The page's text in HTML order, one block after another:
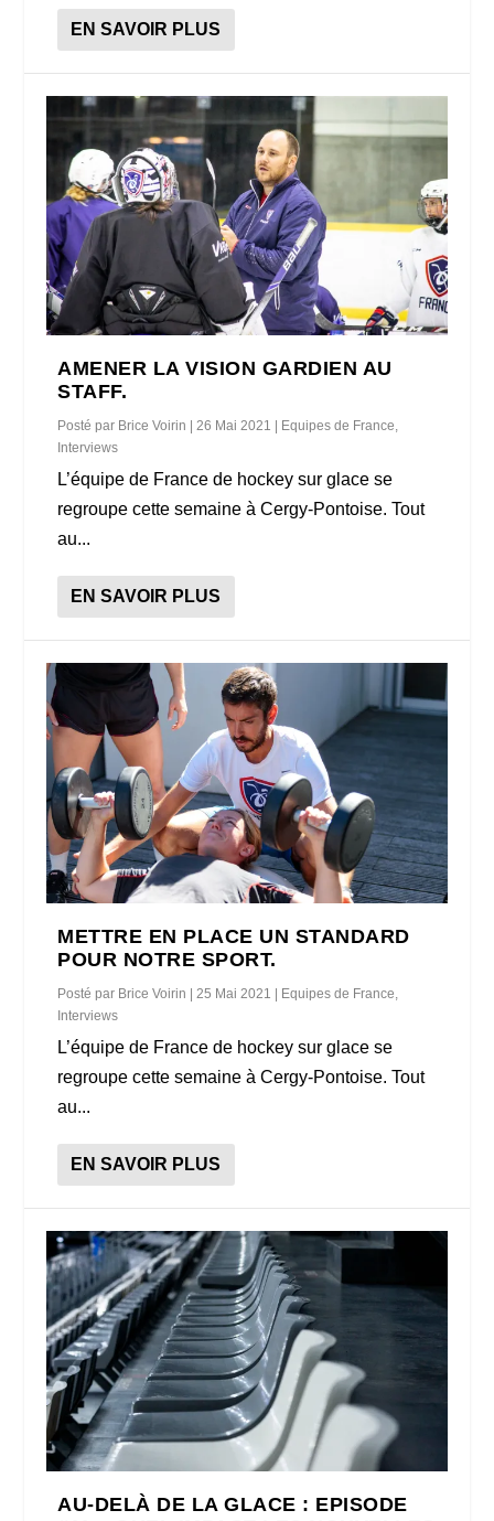
EN SAVOIR PLUS
AMENER LA VISION GARDIEN AU
STAFF.
Posté par Brice Voirin |26 Mai 2021 Equipes de France,
Interviews
L’équipe de France de hockey sur glace se
regroupe cette semaine à Cergy-Pontoise. Tout
au...
EN SAVOIR PLUS
METTRE EN PLACE UN STANDARD
POUR NOTRE SPORT.
Posté par Brice Voirin |25 Mai 2021 Equipes de France,
Interviews
L’équipe de France de hockey sur glace se
regroupe cette semaine à Cergy-Pontoise. Tout
au...
EN SAVOIR PLUS
AU-DELÀ DE LA GLACE : EPISODE